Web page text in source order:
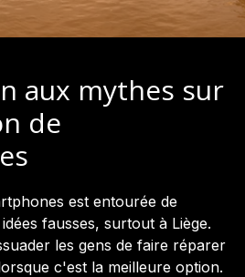
aux mythes sur
de
est entourée de
fausses, surtout à Liège.
les gens de faire réparer
c'est la meilleure option.